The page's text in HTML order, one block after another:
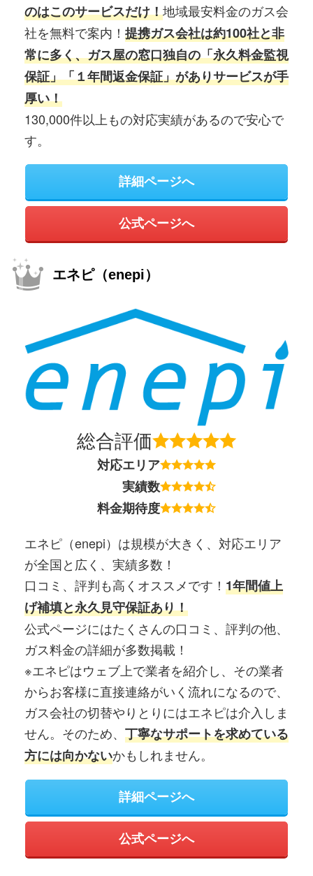
のはこのサービスだけ！地域最安料金のガス会
社を無料で案内！ 提携ガス会社は約100社と非
常に多く、ガス屋の窓口独自の「永久料金監視
保証」「１年間返金保証」がありサービスが手
厚い！
130,000件以上もの対応実績があるので安心で
す。
詳細ページへ
公式ページへ
エネピ（enepi）
総合評価
対応エリア
実績数
料金期待度
エネピ（enepi）は規模が大きく、対応エリア
が全国と広く、実績多数！
口コミ、評判も高くオススメです！ 1年間値上
げ補填と永久見守保証あり！
公式ページにはたくさんの口コミ、評判の他、
ガス料金の詳細が多数掲載！
※エネピはウェブ上で業者を紹介し、その業者
からお客様に直接連絡がいく流れになるので、
ガス会社の切替やりとりにはエネピは介入しま
せん。そのため、 丁寧なサポートを求めている
方には向かないかもしれません。
詳細ページへ
公式ページへ